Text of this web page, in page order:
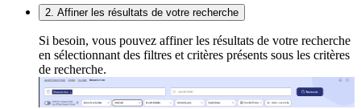
2. Affiner les résultats de votre recherche
Si besoin, vous pouvez affiner les résultats de votre recherche
en sélectionnant des filtres et critères présents sous les critères
de recherche.